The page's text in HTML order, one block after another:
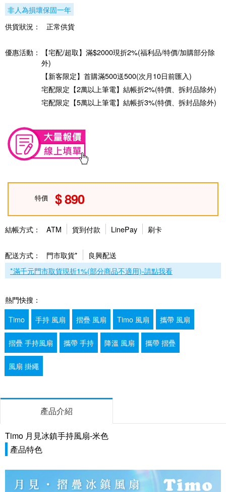
非人為損壞保固一年
供貨狀況：
正常供貨
優惠活動：
【宅配/超取】滿$2000現折2%(福利品/特價/加購部分除
外)
【新客限定】首購滿500送500(次月10日前匯入)
宅配限定【2萬以上筆電】結帳折2%(特價、拆封品除外)
宅配限定【5萬以上筆電】結帳折3%(特價、拆封品除外)
特價 890
結帳方式： ATM 貨到付款 LinePay 刷卡
配送方式： 門市取貨*
良興配送
*滿千元門市取貨現折1%(部分商品不適用)-請點我看
熱門快搜：
Timo
手持 風扇 摺疊 風扇 Timo 風扇 攜帶 風扇
摺疊 手持風扇 攜帶 手持 降溫 風扇 攜帶 摺疊
風扇 掛繩
產品介紹
Timo 月見冰鎮手持風扇-米色
產品特色